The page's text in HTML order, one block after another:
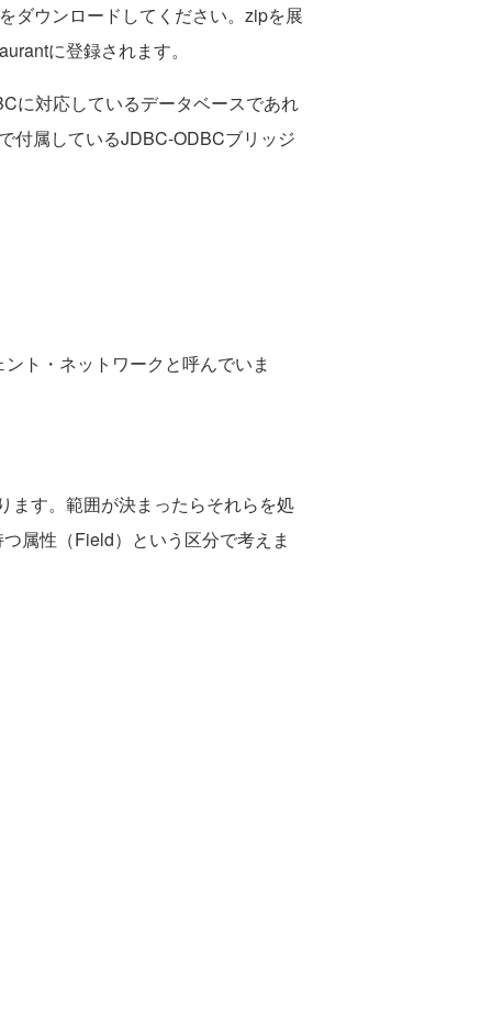
をダウンロードしてください。zipを展
に登録されます。
に対応しているデータベースであれ
付属しているJDBC-ODBCブリッジ
ト・ネットワークと呼んでいま
ます。範囲が決まったらそれらを処
属性（Field）という区分で考えま